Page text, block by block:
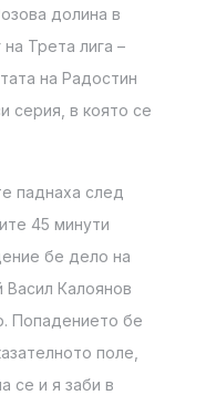
долина в
Трета лига –
на Радостин
серия, в която се
паднаха след
45 минути
бе дело на
Калоянов
Попадението бе
поле,
се и я заби в